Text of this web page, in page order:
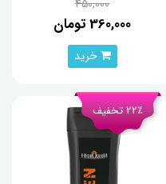
لیتر
450,000
360,000 تومان
خرید
22٪ تخفیف